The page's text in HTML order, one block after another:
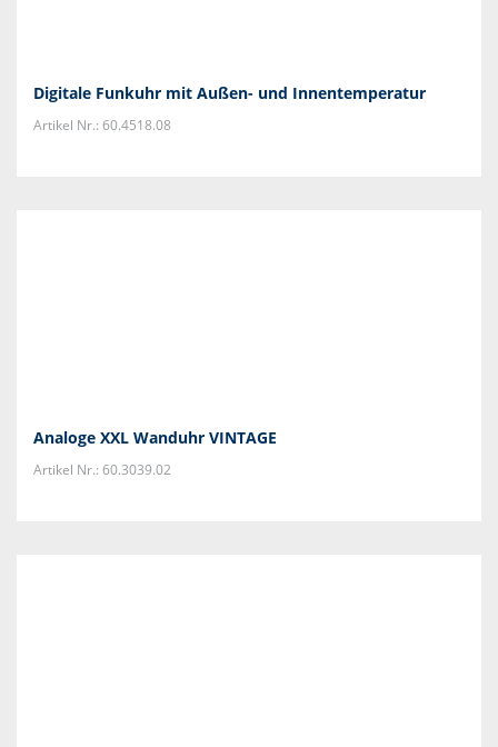
Digitale Funkuhr mit Außen- und Innentemperatur
Artikel Nr.: 60.4518.08
Analoge XXL Wanduhr VINTAGE
Artikel Nr.: 60.3039.02